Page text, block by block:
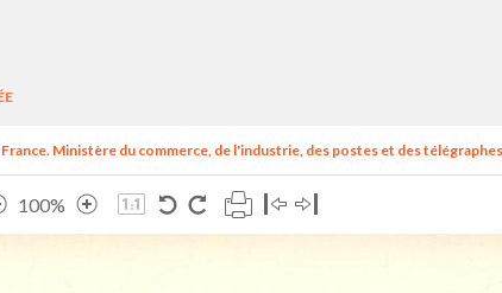
France. Ministère du commerce, de l'industrie, des postes et des
100%